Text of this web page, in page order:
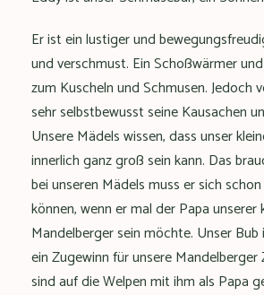
Er ist ein lustiger und
und verschmust. Ein Schoßwärmer
zum Kuscheln und Schmusen. Jedoch
sehr selbstbewusst seine Kausachen
Unsere Mädels wissen, dass unser
innerlich ganz groß sein kann. Das
bei unseren Mädels muss er sich
können, wenn er mal der Papa unserer
Mandelberger sein möchte. Unser
ein Zugewinn für unsere
sind auf die Welpen mit ihm als Papa